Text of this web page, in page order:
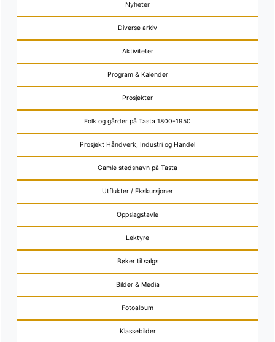
Nyheter
Diverse arkiv
Aktiviteter
Program & Kalender
Prosjekter
Folk og gårder på Tasta 1800-1950
Prosjekt Håndverk, Industri og Handel
Gamle stedsnavn på Tasta
Utflukter / Ekskursjoner
Oppslagstavle
Lektyre
Bøker til salgs
Bilder & Media
Fotoalbum
Klassebilder